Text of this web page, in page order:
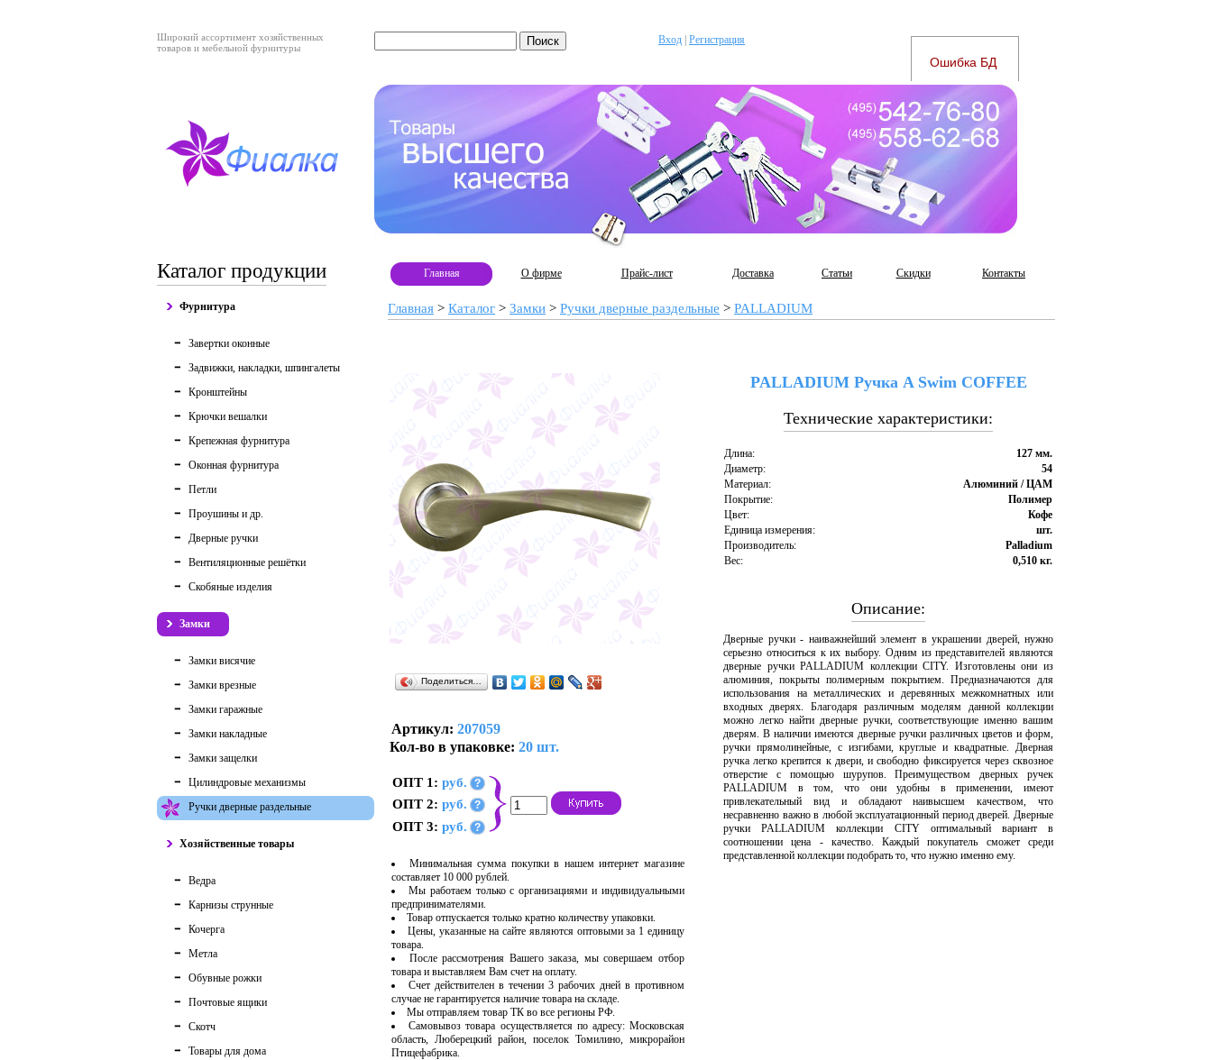
Широкий ассортимент хозяйственных
товаров и мебельной фурнитуры
Вход Регистрация
Каталог продукции
Фурнитура
Завертки оконные
Задвижки, накладки, шпингалеты
Кронштейны
Крючки вешалки
Крепежная фурнитура
Оконная фурнитура
Петли
Проушины и др.
Дверные ручки
Вентиляционные решётки
Скобяные изделия
Замки
Замки висячие
Замки врезные
Замки гаражные
Замки накладные
Замки защелки
Цилиндровые механизмы
Ручки дверные раздельные
Хозяйственные товары
Ведра
Карнизы струнные
Кочерга
Метла
Обувные рожки
Почтовые ящики
Скотч
Товары для дома
Главная О фирме Прайс-лист Доставка Статьи Скидки Контакты
Главная > Каталог > Замки > Ручки дверные раздельные > PALLADIUM
Поделиться…
Артикул: 207059
Кол-во в упаковке: 20 шт.
ОПТ 1: руб. ?
ОПТ 2: руб. ?
ОПТ 3: руб. ?
Минимальная сумма покупки в нашем интернет магазине
составляет 10 000 рублей.
Мы работаем только с организациями и индивидуальными
предпринимателями.
Товар отпускается только кратно количеству упаковки.
Цены, указанные на сайте являются оптовыми за 1 единицу
товара.
После рассмотрения Вашего заказа, мы совершаем отбор
товара и выставляем Вам счет на оплату.
Счет действителен в течении 3 рабочих дней в противном
случае не гарантируется наличие товара на складе.
Мы отправляем товар ТК во все регионы РФ.
Самовывоз товара осуществляется по адресу: Московская
область, Люберецкий район, поселок Томилино, микрорайон
Птицефабрика.
PALLADIUM Ручка A Swim COFFEE
Технические характеристики:
Длина:
127 мм.
Диаметр:
54
Материал:
Алюминий / ЦАМ
Покрытие:
Полимер
Цвет:
Кофе
Единица измерения:
шт.
Производитель:
Palladium
Вес:
0,510 кг.
Описание:
Дверные ручки - наиважнейший элемент в украшении дверей, нужно
серьезно относиться к их выбору. Одним из представителей являются
дверные ручки PALLADIUM коллекции CITY. Изготовлены они из
алюминия, покрыты полимерным покрытием. Предназначаются для
использования на металлических и деревянных межкомнатных или
входных дверях. Благодаря различным моделям данной коллекции
можно легко найти дверные ручки, соответствующие именно вашим
дверям. В наличии имеются дверные ручки различных цветов и форм,
ручки прямолинейные, с изгибами, круглые и квадратные. Дверная
ручка легко крепится к двери, и свободно фиксируется через сквозное
отверстие с помощью шурупов. Преимуществом дверных ручек
PALLADIUM в том, что они удобны в применении, имеют
привлекательный вид и обладают наивысшем качеством, что
несравненно важно в любой эксплуатационный период дверей. Дверные
ручки PALLADIUM коллекции CITY оптимальный вариант в
соотношении цена - качество. Каждый покупатель сможет среди
представленной коллекции подобрать то, что нужно именно ему.